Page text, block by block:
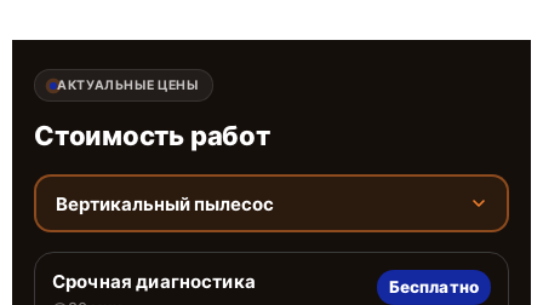
АКТУАЛЬНЫЕ ЦЕНЫ
Стоимость работ
Вертикальный пылесос
Срочная диагностика Бесплатно